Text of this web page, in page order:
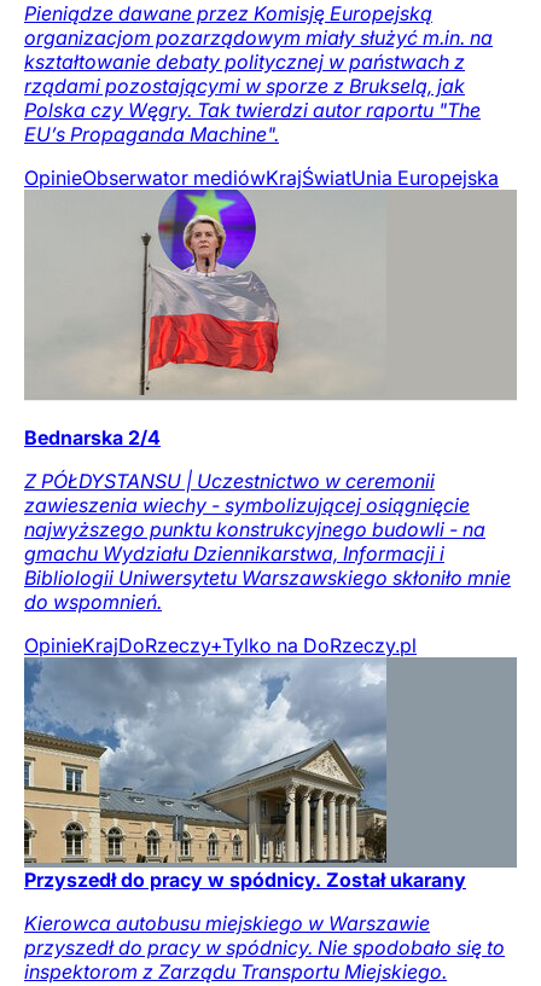
Pieniądze dawane przez Komisję Europejską
organizacjom pozarządowym miały służyć m.in. na
kształtowanie debaty politycznej w państwach z
rządami pozostającymi w sporze z Brukselą, jak
Polska czy Węgry. Tak twierdzi autor raportu "The
EU’s Propaganda Machine".
OpinieObserwator mediówKrajŚwiatUnia Europejska
Bednarska 2/4
Z PÓŁDYSTANSU | Uczestnictwo w ceremonii
zawieszenia wiechy - symbolizującej osiągnięcie
najwyższego punktu konstrukcyjnego budowli - na
gmachu Wydziału Dziennikarstwa, Informacji i
Bibliologii Uniwersytetu Warszawskiego skłoniło mnie
do wspomnień.
OpinieKrajDoRzeczy+Tylko na DoRzeczy.pl
Przyszedł do pracy w spódnicy. Został ukarany
Kierowca autobusu miejskiego w Warszawie
przyszedł do pracy w spódnicy. Nie spodobało się to
inspektorom z Zarządu Transportu Miejskiego.